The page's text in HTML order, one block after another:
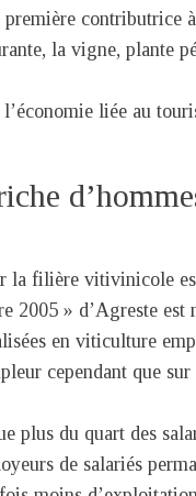
contributrice
la vigne, plante
liée au
la filière vitivinicole
2005 » d’Agreste
en viticulture
cependant que
plus du quart des
de salariés